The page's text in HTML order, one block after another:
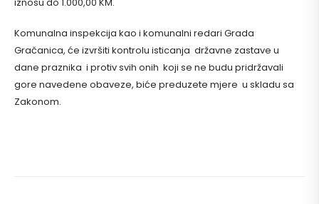
Komunalna inspekcija kao i komunalni redari Grada
Gračanica, će izvršiti kontrolu isticanja državne zastave u
dane praznika i protiv svih onih koji se ne budu pridržavali
gore navedene obaveze, biće preduzete mjere u skladu sa
Zakonom.